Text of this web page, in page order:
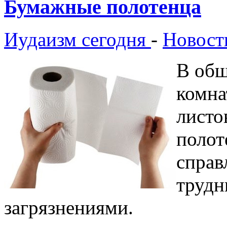
Бумажные полотенца
Иудаизм сегодня -
В
загрязнениями.